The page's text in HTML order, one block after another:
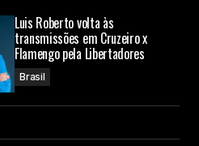
Luis Roberto volta às
transmissões em Cruzeiro x
Flamengo pela Libertadores
Brasil